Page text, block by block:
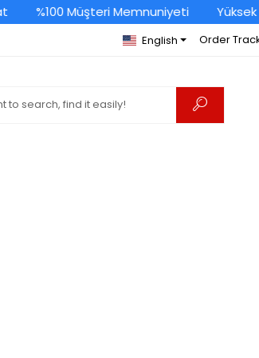
%100 Müşteri Memnuniyeti
English Order